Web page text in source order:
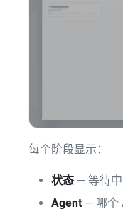
每个阶段显示：
状态 — 等待
Agent — 哪个